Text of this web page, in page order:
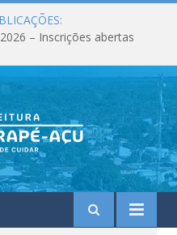
– Inscrições abertas